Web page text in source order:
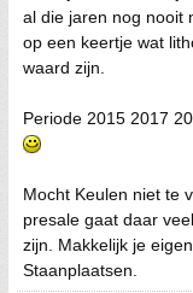
al die jaren nog nooit
op een keertje wat
waard zijn.
Periode 2015 2017
Mocht Keulen niet te
presale gaat daar
zijn. Makkelijk je
Staanplaatsen.